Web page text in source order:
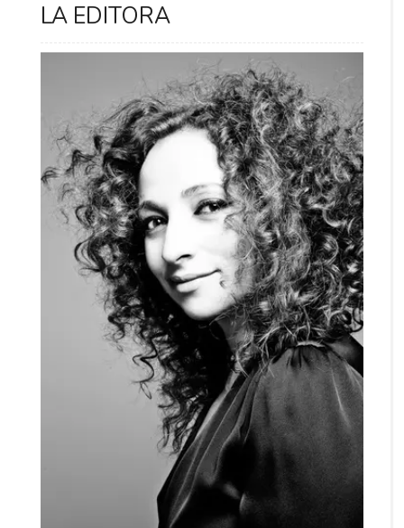
LA EDITORA